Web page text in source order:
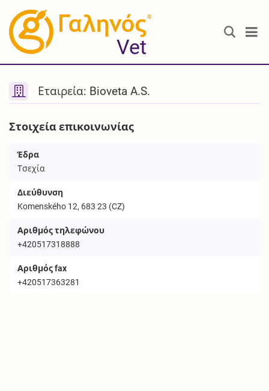
®
Vet
Εταιρεία: Bioveta A.S.
Στοιχεία επικοινωνίας
Έδρα
Τσεχία
Διεύθυνση
Komenského 12, 683 23 (CZ)
Αριθμός τηλεφώνου
+420517318888
Αριθμός fax
+420517363281